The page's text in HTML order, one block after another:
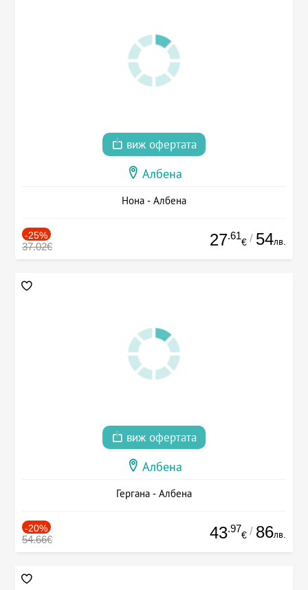
виж офертата
Албена
Нона - Албена
-25%
37.02€ 27.61
€ / 54лв.
виж офертата
Албена
Гергана - Албена
-20%
54.66€ 43.97
€ / 86лв.